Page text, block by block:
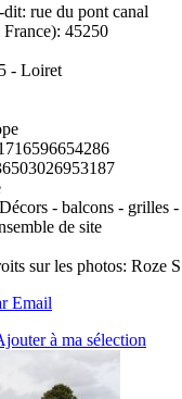
dit: rue du pont canal
45250
- Loiret
Décors - balcons - grilles
de site
sur les photos: Roze
Email
à ma sélection